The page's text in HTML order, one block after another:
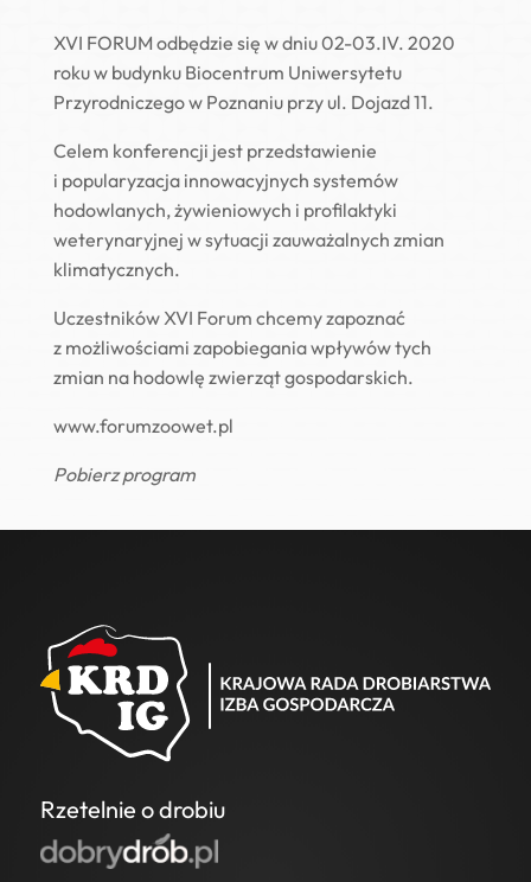
XVI FORUM odbędzie się w dniu 02-03.IV. 2020
roku w budynku Biocentrum Uniwersytetu
Przyrodniczego w Poznaniu przy ul. Dojazd 11.
Celem konferencji jest przedstawienie
i popularyzacja innowacyjnych systemów
hodowlanych, żywieniowych i profilaktyki
weterynaryjnej w sytuacji zauważalnych zmian
klimatycznych.
Uczestników XVI Forum chcemy zapoznać
z możliwościami zapobiegania wpływów tych
zmian na hodowlę zwierząt gospodarskich.
www.forumzoowet.pl
Pobierz program
Rzetelnie o drobiu